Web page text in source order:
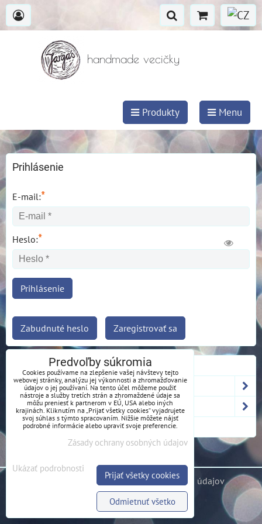
handmade vecičky
Produkty Menu
Prihlásenie
E-mail:*
Heslo:*
Prihlásenie
Zabudnuté heslo Zaregistrovať sa
OPASKY Z HOROLEZECKÉHO LANA
VČELOBAL
LEZECKÉ SPERKY
HRNKY
Zásady ochrany osobných údajov
Predvoľby súkromia
Cookies používame na zlepšenie vašej návštevy tejto
webovej stránky, analýzu jej výkonnosti a zhromažďovanie
údajov o jej používaní. Na tento účel môžeme použiť
nástroje a služby tretích strán a zhromaždené údaje sa
môžu preniesť k partnerom v EÚ, USA alebo iných
krajinách. Kliknutím na „Prijať všetky cookies“ vyjadrujete
svoj súhlas s týmto spracovaním. Nižšie môžete nájsť
podrobné informácie alebo upraviť svoje preferencie.
Zásady ochrany osobných údajov
Ukázať podrobnosti
Prijať všetky cookies
Odmietnuť všetko